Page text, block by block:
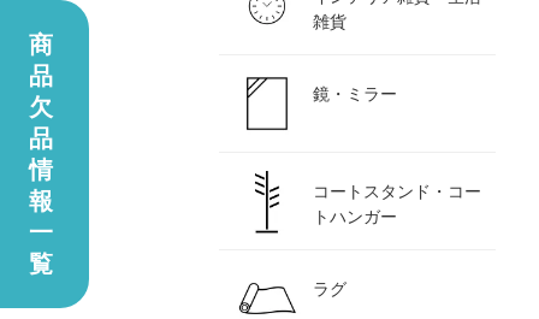
雑貨
鏡・ミラー
コートスタンド・コー
トハンガー
ラグ
商
品
欠
品
情
報
一
覧